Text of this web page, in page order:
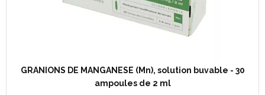
GRANIONS DE MANGANESE (Mn), solution buvable - 30
ampoules de 2 ml